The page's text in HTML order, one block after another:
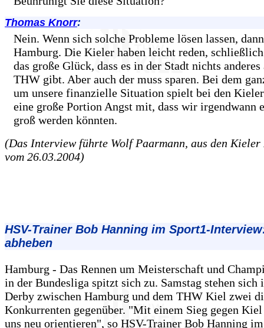
Thomas Knorr:
Nein. Wenn sich solche Probleme lösen lassen,
Hamburg. Die Kieler haben leicht reden,
das große Glück, dass es in der Stadt nichts anderes
THW gibt. Aber auch der muss sparen. Bei dem
um unsere finanzielle Situation spielt bei den
eine große Portion Angst mit, dass wir irgendwann
groß werden könnten.
(Das Interview führte Wolf Paarmann, aus den
vom 26.03.2004)
HSV-Trainer Bob Hanning im Sport1-
abheben
Hamburg - Das Rennen um Meisterschaft und
in der Bundesliga spitzt sich zu. Samstag stehen sich
Derby zwischen Hamburg und dem THW Kiel zwei
Konkurrenten gegenüber. "Mit einem Sieg gegen
uns neu orientieren", so HSV-Trainer Bob Hanning